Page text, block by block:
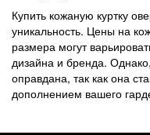
Купить кожаную куртку
уникальность. Цены на
размера могут
дизайна и бренда.
оправдана, так как она
дополнением вашего